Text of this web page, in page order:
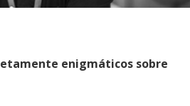
enigmáticos sobre